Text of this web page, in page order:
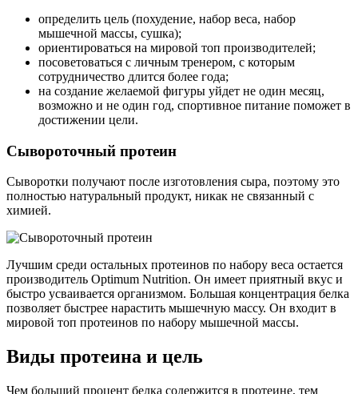
определить цель (похудение, набор веса, набор
мышечной массы, сушка);
ориентироваться на мировой топ производителей;
посоветоваться с личным тренером, с которым
сотрудничество длится более года;
на создание желаемой фигуры уйдет не один месяц,
возможно и не один год, спортивное питание поможет в
достижении цели.
Сывороточный протеин
Сыворотки получают после изготовления сыра, поэтому это
полностью натуральный продукт, никак не связанный с
химией.
Лучшим среди остальных протеинов по набору веса остается
производитель Optimum Nutrition. Он имеет приятный вкус и
быстро усваивается организмом. Большая концентрация белка
позволяет быстрее нарастить мышечную массу. Он входит в
мировой топ протеинов по набору мышечной массы.
Виды протеина и цель
Чем больший процент белка содержится в протеине, тем